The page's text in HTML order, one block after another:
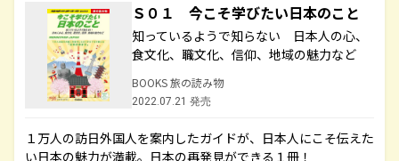
Ｓ０１ 今こそ学びたい日本のこと
知っているようで知らない 日本人の心、
食文化、職文化、信仰、地域の魅力など
BOOKS 旅の読み物
2022.07.21 発売
１万人の訪日外国人を案内したガイドが、日本人にこそ伝えた
い日本の魅力が満載。日本の再発見ができる１冊！